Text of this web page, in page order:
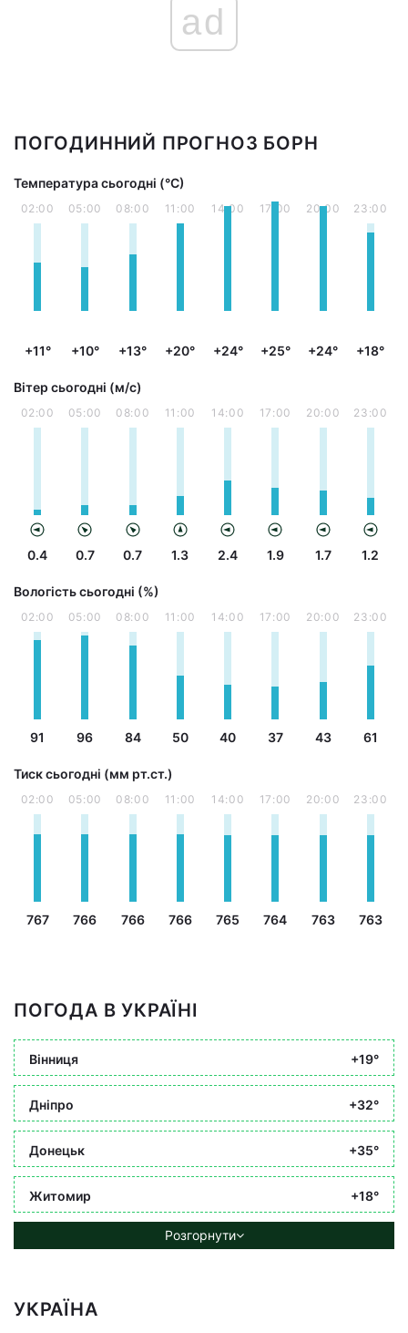
ad
ПОГОДИННИЙ ПРОГНОЗ БОРН
Температура сьогодні (°С)
02:00
+11°
05:00
+10°
08:00
+13°
11:00
+20°
14:00
+24°
17:00
+25°
20:00
+24°
23:00
+18°
Вітер сьогодні (м/с)
02:00
0.4
05:00
0.7
08:00
0.7
11:00
1.3
14:00
2.4
17:00
1.9
20:00
1.7
23:00
1.2
Вологість сьогодні (%)
02:00
91
05:00
96
08:00
84
11:00
50
14:00
40
17:00
37
20:00
43
23:00
61
Тиск сьогодні (мм рт.ст.)
02:00
767
05:00
766
08:00
766
11:00
766
14:00
765
17:00
764
20:00
763
23:00
763
ПОГОДА В УКРАЇНІ
Вінниця +19°
Дніпро +32°
Донецьк +35°
Житомир +18°
Розгорнути
УКРАЇНА